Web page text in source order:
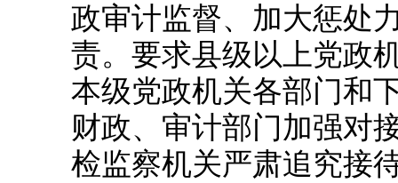
政审计监督、加大惩处
责。要求县级以上党政
本级党政机关各部门和
财政、审计部门加强对
检监察机关严肃追究接